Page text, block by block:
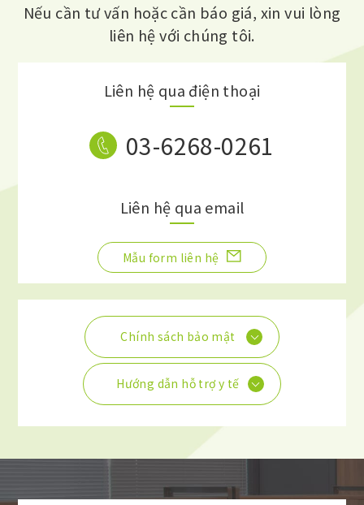
Nếu cần tư vấn hoặc cần báo giá, xin vui lòng
liên hệ với chúng tôi.
Liên hệ qua điện thoại
03-6268-0261
Liên hệ qua email
Mẫu form liên hệ
Chính sách bảo mật
Hướng dẫn hỗ trợ y tế